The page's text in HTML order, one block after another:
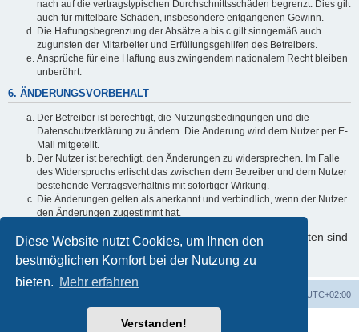
Diese Website nutzt Cookies, um Ihnen den
bestmöglichen Komfort bei der Nutzung zu
bieten. Mehr erfahren
Verstanden!
nach auf die vertragstypischen Durchschnittsschäden begrenzt. Dies gilt
auch für mittelbare Schäden, insbesondere entgangenen Gewinn.
Die Haftungsbegrenzung der Absätze a bis c gilt sinngemäß auch
zugunsten der Mitarbeiter und Erfüllungsgehilfen des Betreibers.
Ansprüche für eine Haftung aus zwingendem nationalem Recht bleiben
unberührt.
6. ÄNDERUNGSVORBEHALT
Der Betreiber ist berechtigt, die Nutzungsbedingungen und die
Datenschutzerklärung zu ändern. Die Änderung wird dem Nutzer per E-
Mail mitgeteilt.
Der Nutzer ist berechtigt, den Änderungen zu widersprechen. Im Falle
des Widerspruchs erlischt das zwischen dem Betreiber und dem Nutzer
bestehende Vertragsverhältnis mit sofortiger Wirkung.
Die Änderungen gelten als anerkannt und verbindlich, wenn der Nutzer
den Änderungen zugestimmt hat.
Informationen über den Umgang mit Ihren persönlichen Daten sind
in der Datenschutzerklärung enthalten.
UTC+02:00
Powered byphpBB® Forum Software © phpBB Limited